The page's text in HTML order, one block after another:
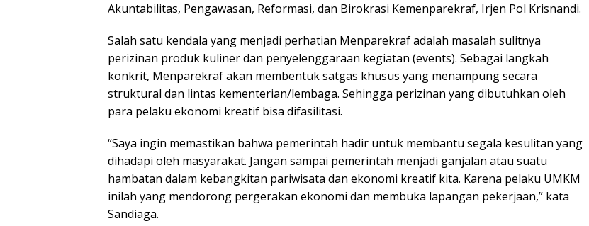
Akuntabilitas, Pengawasan, Reformasi, dan Birokrasi Kemenparekraf, Irjen Pol Krisnandi.
Salah satu kendala yang menjadi perhatian Menparekraf adalah masalah sulitnya
perizinan produk kuliner dan penyelenggaraan kegiatan (events). Sebagai langkah
konkrit, Menparekraf akan membentuk satgas khusus yang menampung secara
struktural dan lintas kementerian/lembaga. Sehingga perizinan yang dibutuhkan oleh
para pelaku ekonomi kreatif bisa difasilitasi.
“Saya ingin memastikan bahwa pemerintah hadir untuk membantu segala kesulitan yang
dihadapi oleh masyarakat. Jangan sampai pemerintah menjadi ganjalan atau suatu
hambatan dalam kebangkitan pariwisata dan ekonomi kreatif kita. Karena pelaku UMKM
inilah yang mendorong pergerakan ekonomi dan membuka lapangan pekerjaan,” kata
Sandiaga.